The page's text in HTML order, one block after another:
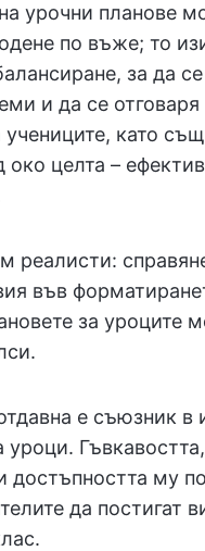
урочни планове
по въже; то
за да
и да се отговаря
учениците, като
целта –
реалисти:
във
за уроците
е съюзник в
уроци. Гъвкавостта,
достъпността му
да постигат